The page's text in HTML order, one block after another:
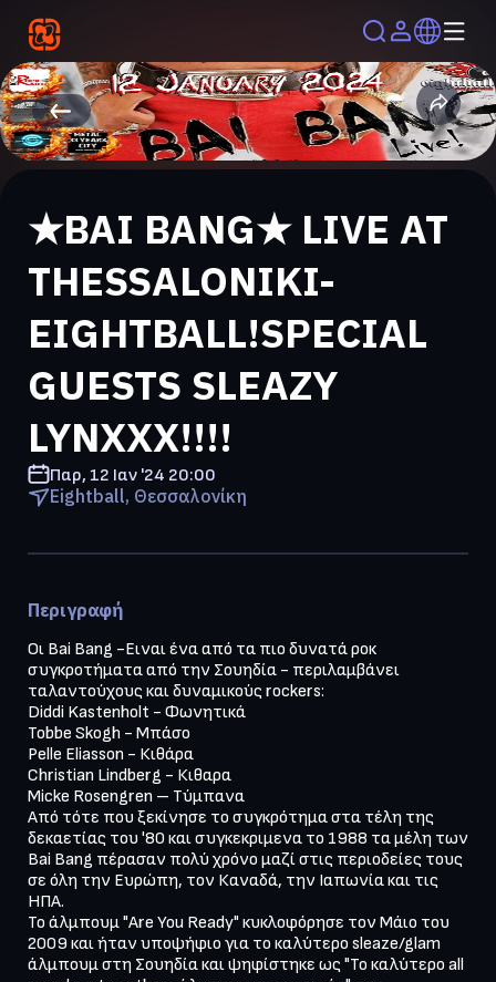
★BAI BANG★ LIVE AT
THESSALONIKI-
EIGHTBALL!SPECIAL
GUESTS SLEAZY
LYNXXX!!!!
Παρ, 12 Ιαν '24 20:00
Eightball, Θεσσαλονίκη
Περιγραφή
Οι Bai Bang -Ειναι ένα από τα πιο δυνατά ροκ
συγκροτήματα από την Σουηδία - περιλαμβάνει
ταλαντούχους και δυναμικούς rockers:
Diddi Kastenholt - Φωνητικά
Tobbe Skogh - Μπάσο
Pelle Eliasson - Κιθάρα
Christian Lindberg - Κιθαρα
Micke Rosengren – Τύμπανα
Από τότε που ξεκίνησε το συγκρότημα στα τέλη της
δεκαετίας του '80 και συγκεκριμενα το 1988 τα μέλη των
Bai Bang πέρασαν πολύ χρόνο μαζί στις περιοδείες τους
σε όλη την Ευρώπη, τον Καναδά, την Ιαπωνία και τις
ΗΠΑ.
Το άλμπουμ "Are You Ready" κυκλοφόρησε τον Μάιο του
2009 και ήταν υποψήφιο για το καλύτερο sleaze/glam
άλμπουμ στη Σουηδία και ψηφίστηκε ως "Το καλύτερο all